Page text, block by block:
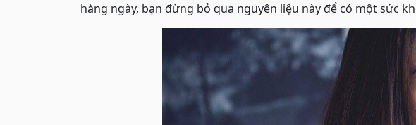
hàng ngày, bạn đừng bỏ qua nguyên liệu này để có một sức